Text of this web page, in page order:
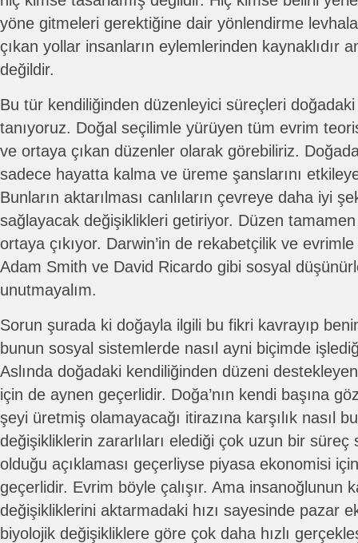
yöne gitmeleri gerektiğine dair yönlendirme
çıkan yollar insanların eylemlerinden kaynaklıdır
değildir.
Bu tür kendiliğinden düzenleyici süreçleri
tanıyoruz. Doğal seçilimle yürüyen tüm evrim
ve ortaya çıkan düzenler olarak görebiliriz.
sadece hayatta kalma ve üreme şanslarını
Bunların aktarılması canlıların çevreye daha iyi
sağlayacak değişiklikleri getiriyor. Düzen tamamen
ortaya çıkıyor. Darwin’in de rekabetçilik ve
Adam Smith ve David Ricardo gibi sosyal
unutmayalım.
Sorun şurada ki doğayla ilgili bu fikri kavrayıp
bunun sosyal sistemlerde nasıl ayni biçimde
Aslında doğadaki kendiliğinden düzeni
için de aynen geçerlidir. Doğa’nın kendi başına
şeyi üretmiş olamayacağı itirazına karşılık nasıl
değişikliklerin zararlıları elediği çok uzun bir
olduğu açıklaması geçerliyse piyasa ekonomisi
geçerlidir. Evrim böyle çalışır. Ama insanoğlunun
değişikliklerini aktarmadaki hızı sayesinde pazar
biyolojik değişikliklere göre çok daha hızlı